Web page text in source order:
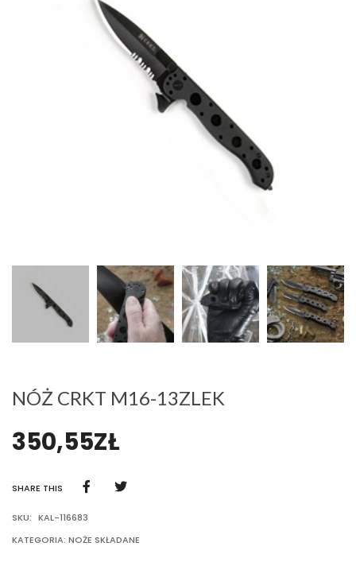
NÓŻ CRKT M16-13ZLEK
350,55ZŁ
SHARE THIS
SKU: KAL-116683
KATEGORIA: NOŻE SKŁADANE